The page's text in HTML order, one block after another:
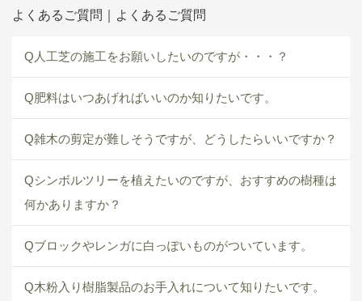
よくあるご質問｜よくあるご質問
Q人工芝の施工をお願いしたいのですが・・・？
Q肥料はいつあげればいいのか知りたいです。
Q雑木の剪定が難しそうですが、どうしたらいいですか？
Qシンボルツリーを植えたいのですが、おすすめの樹種は
何かありますか？
Qブロックやレンガに白っぽいものがついています。
Q木粉入り樹脂製品のお手入れについて知りたいです。